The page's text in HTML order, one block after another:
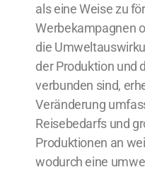
als eine Weise zu
Werbekampagnen
die
der Produktion und
verbunden sind,
Veränderung
Reisebedarfs und
Produktionen an
wodurch eine